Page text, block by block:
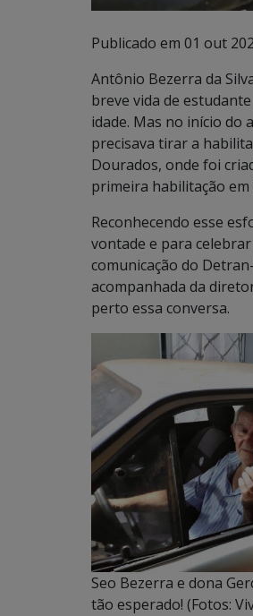
Publicado em 01 out
Antônio Bezerra da
breve vida de
idade. Mas no início do
precisava tirar a
Dourados, onde foi
primeira habilitação
Reconhecendo esse
vontade e para
comunicação do
acompanhada da
perto essa conversa.
Seo Bezerra e dona
tão esperado! (Fotos: